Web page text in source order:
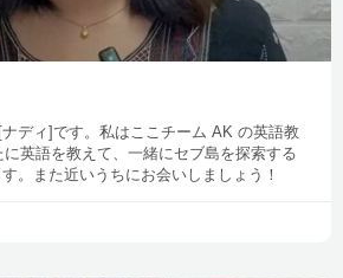
ディ]です。私はここチーム AK の英語教
英語を教えて、一緒にセブ島を探索する
。また近いうちにお会いしましょう！